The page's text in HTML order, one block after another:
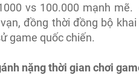
vs 100.000 mạnh
đồng thời đồng bộ
game quốc chiến.
nặng thời gian chơi